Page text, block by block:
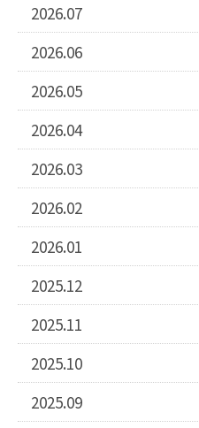
2026.07
2026.06
2026.05
2026.04
2026.03
2026.02
2026.01
2025.12
2025.11
2025.10
2025.09